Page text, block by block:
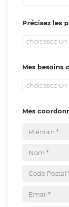
Précisez les
choisissez un
Mes besoins
choisissez un
Mes